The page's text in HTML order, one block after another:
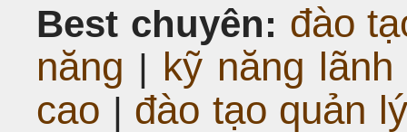
Best chuyên: đào
năng | kỹ năng lãnh
cao | đào tạo quản lý